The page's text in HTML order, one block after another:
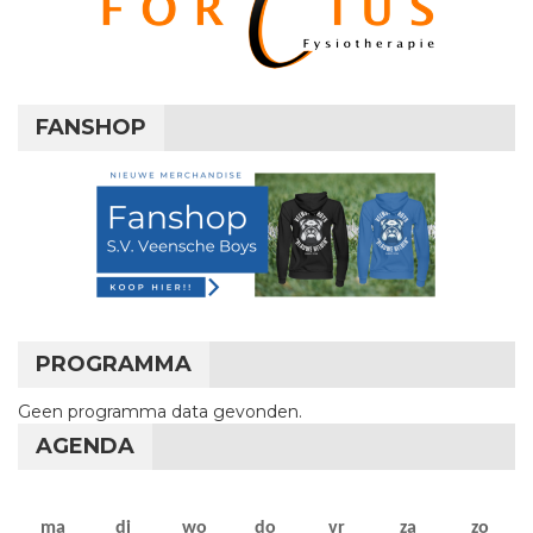
FANSHOP
PROGRAMMA
Geen programma data gevonden.
AGENDA
ma maandag
di dinsdag
wo woensdag
do donderdag
vr vrijdag
za zaterdag
zo